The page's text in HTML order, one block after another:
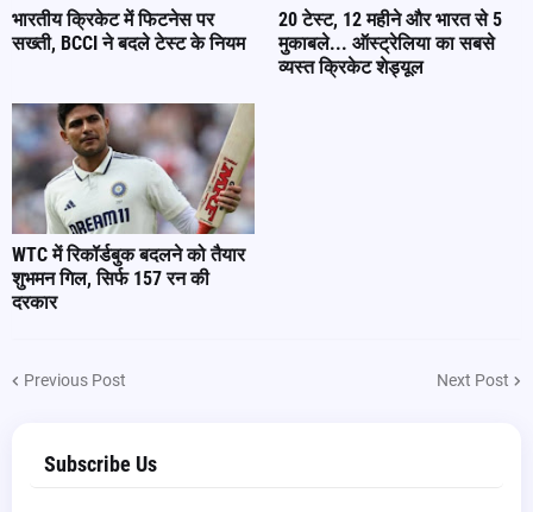
भारतीय क्रिकेट में फिटनेस पर
सख्ती, BCCI ने बदले टेस्ट के नियम
20 टेस्ट, 12 महीने और भारत से 5
मुकाबले... ऑस्ट्रेलिया का सबसे
व्यस्त क्रिकेट शेड्यूल
WTC में रिकॉर्डबुक बदलने को तैयार
शुभमन गिल, सिर्फ 157 रन की
दरकार
Previous Post Next Post
Subscribe Us